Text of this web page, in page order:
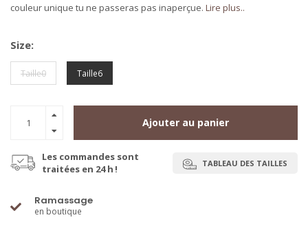
couleur unique tu ne passeras pas inaperçue. Lire plus..
Size:
Taille0 Taille6
Ajouter au panier
Les commandes sont
traitées en 24 h !
TABLEAU DES TAILLES
Ramassage
en boutique